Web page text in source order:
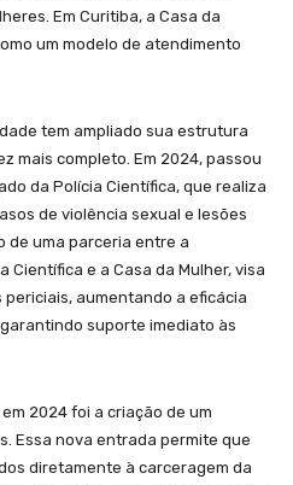
Em Curitiba, a Casa da
um modelo de atendimento
tem ampliado sua estrutura
mais completo. Em 2024, passou
da Polícia Científica, que realiza
de violência sexual e lesões
de uma parceria entre a
Científica e a Casa da Mulher, visa
aumentando a eficácia
suporte imediato às
2024 foi a criação de um
Essa nova entrada permite que
diretamente à carceragem da